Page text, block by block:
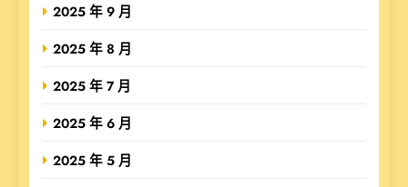
2025 年 9 月
2025 年 8 月
2025 年 7 月
2025 年 6 月
2025 年 5 月